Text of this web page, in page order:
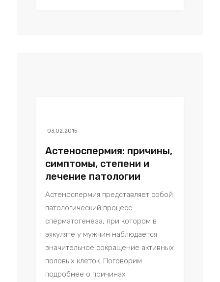
03.02.2015
Астеноспермия: причины,
симптомы, степени и
лечение патологии
Астеноспермия представляет собой
патологический процесс
сперматогенеза, при котором в
эякуляте у мужчин наблюдается
значительное сокращение активных
половых клеток. Поговорим
подробнее о причинах